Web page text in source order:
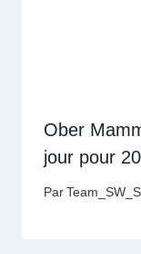
Ober
jour pour
Par